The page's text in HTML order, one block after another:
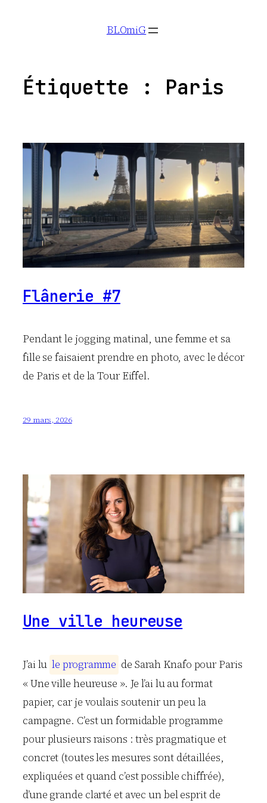
BLOmiG
Étiquette : Paris
Flânerie #7
Pendant le jogging matinal, une femme et sa
fille se faisaient prendre en photo, avec le décor
de Paris et de la Tour Eiffel.
29 mars, 2026
Une ville heureuse
J’ai lu le programme de Sarah Knafo pour Paris
« Une ville heureuse ». Je l’ai lu au format
papier, car je voulais soutenir un peu la
campagne. C’est un formidable programme
pour plusieurs raisons : très pragmatique et
concret (toutes les mesures sont détaillées,
expliquées et quand c’est possible chiffrée),
d’une grande clarté et avec un bel esprit de